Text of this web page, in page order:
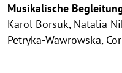
Musikalische
Karol Borsuk, Natalia
Petryka-Wawrowska,